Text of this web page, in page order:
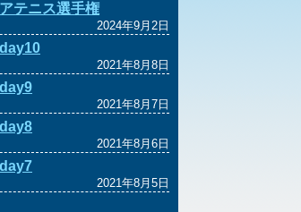
テニス選手権
2024年9月2日
2021年8月8日
2021年8月7日
2021年8月6日
2021年8月5日